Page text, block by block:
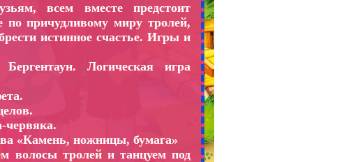
всем вместе предстоит
по причудливому миру тролей,
истинное счастье. Игры и
Логическая игра
червяка.
«Камень, ножницы, бумага»
волосы тролей и танцуем под